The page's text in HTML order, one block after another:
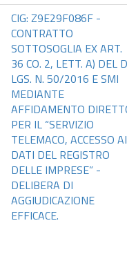
CIG: Z9E29F086F -
CONTRATTO
SOTTOSOGLIA EX ART.
36 CO. 2, LETT. A) DEL
LGS. N. 50/2016 E SMI
MEDIANTE
AFFIDAMENTO
PER IL “SERVIZIO
TELEMACO, ACCESSO AI
DATI DEL REGISTRO
DELLE IMPRESE” -
DELIBERA DI
AGGIUDICAZIONE
EFFICACE.